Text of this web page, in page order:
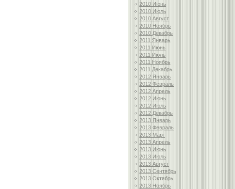
2010 Июнь
2010 Июль
2010 Август
2010 Ноябрь
2010 Декабрь
2011 Январь
2011 Июнь
2011 Июль
2011 Ноябрь
2011 Декабрь
2012 Январь
2012 Февраль
2012 Апрель
2012 Июнь
2012 Июль
2012 Декабрь
2013 Январь
2013 Февраль
2013 Март
2013 Апрель
2013 Июнь
2013 Июль
2013 Август
2013 Сентябрь
2013 Октябрь
2013 Ноябрь